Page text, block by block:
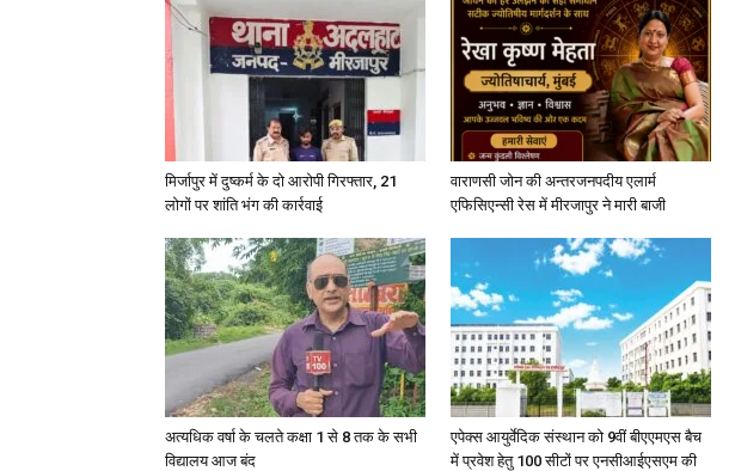
मिर्जापुर में दुष्कर्म के दो आरोपी गिरफ्तार, 21
लोगों पर शांति भंग की कार्रवाई
वाराणसी जोन की अन्तरजनपदीय एलार्म
एफिसिएन्सी रेस में मीरजापुर ने मारी बाजी
अत्यधिक वर्षा के चलते कक्षा 1 से 8 तक के सभी
विद्यालय आज बंद
एपेक्स आयुर्वेदिक संस्थान को 9वीं बीएएमएस बैच
में प्रवेश हेतु 100 सीटों पर एनसीआईएसएम की